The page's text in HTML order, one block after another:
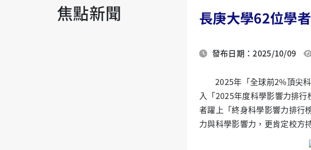
焦點新聞 長庚大學62位學
發布日期：2025/10/09
2025年「全球前2%頂尖
入「2025年度科學影響力排
者躍上「終身科學影響力排行
力與科學影響力，更肯定校方